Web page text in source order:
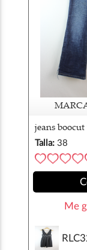
jeans boocut
s/38
Talla: 38
Me